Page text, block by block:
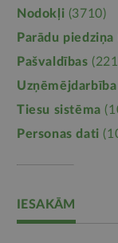
Nodokļi (3710)
Parādu piedziņa
Pašvaldības
Uzņēmējdarbība
Tiesu sistēma
Personas dati
IESAKĀM